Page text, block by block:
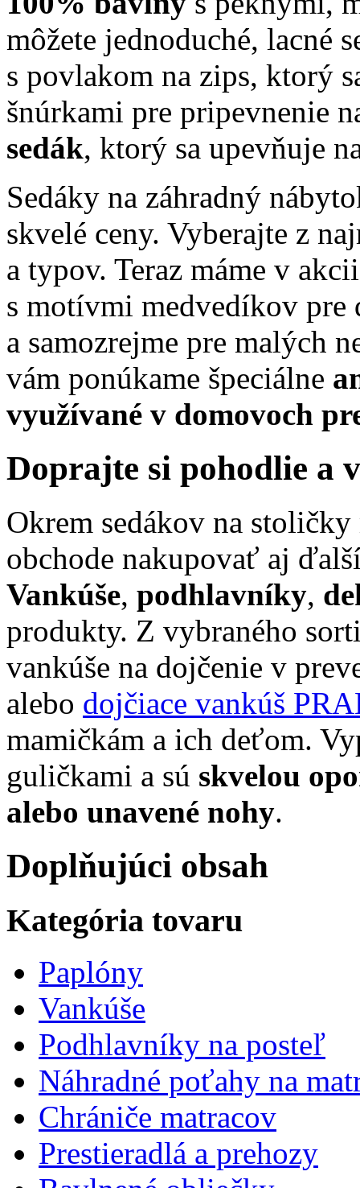
môžete jednoduché, lacné
s povlakom na zips, ktorý
šnúrkami pre pripevnenie
sedák, ktorý sa upevňuje
Sedáky na záhradný
skvelé ceny. Vyberajte z
a typov. Teraz máme v
s motívmi medvedíkov pre
a samozrejme pre malých
vám ponúkame špeciálne
využívané v domovoch
Doprajte si pohodlie a
Okrem sedákov na
obchode nakupovať aj
Vankúše, podhlavníky,
produkty. Z vybraného
vankúše na dojčenie v
alebo dojčiace vankúš
mamičkám a ich deťom.
guličkami a sú skvelou
alebo unavené nohy.
Doplňujúci obsah
Kategória tovaru
Paplóny
Vankúše
Podhlavníky na posteľ
Náhradné poťahy na
Chrániče matracov
Prestieradlá a prehozy